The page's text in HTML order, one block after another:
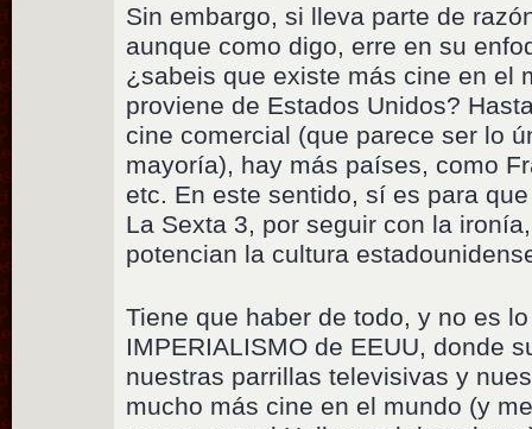
Sin embargo, si lleva parte de
aunque como digo, erre en su
¿sabeis que existe más cine en el
proviene de Estados Unidos?
cine comercial (que parece ser lo
mayoría), hay más países, como
etc. En este sentido, sí es para
La Sexta 3, por seguir con la
potencian la cultura
Tiene que haber de todo, y no es
IMPERIALISMO de EEUU, donde
nuestras parrillas televisivas y
mucho más cine en el mundo (y